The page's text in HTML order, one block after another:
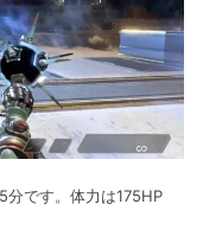
分です。体力は175HP